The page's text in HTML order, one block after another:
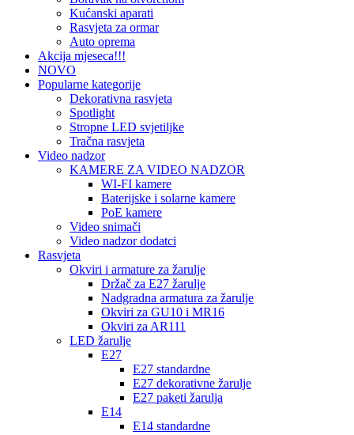
Kućanski aparati
Rasvjeta za ormar
Auto oprema
Akcija mjeseca!!!
NOVO
Popularne kategorije
Dekorativna rasvjeta
Spotlight
Stropne LED svjetiljke
Tračna rasvjeta
Video nadzor
KAMERE ZA VIDEO NADZOR
WI-FI kamere
Baterijske i solarne kamere
PoE kamere
Video snimači
Video nadzor dodatci
Rasvjeta
Okviri i armature za žarulje
Držač za E27 žarulje
Nadgradna armatura za žarulje
Okviri za GU10 i MR16
Okviri za AR111
LED žarulje
E27
E27 standardne
E27 dekorativne žarulje
E27 paketi žarulja
E14
E14 standardne